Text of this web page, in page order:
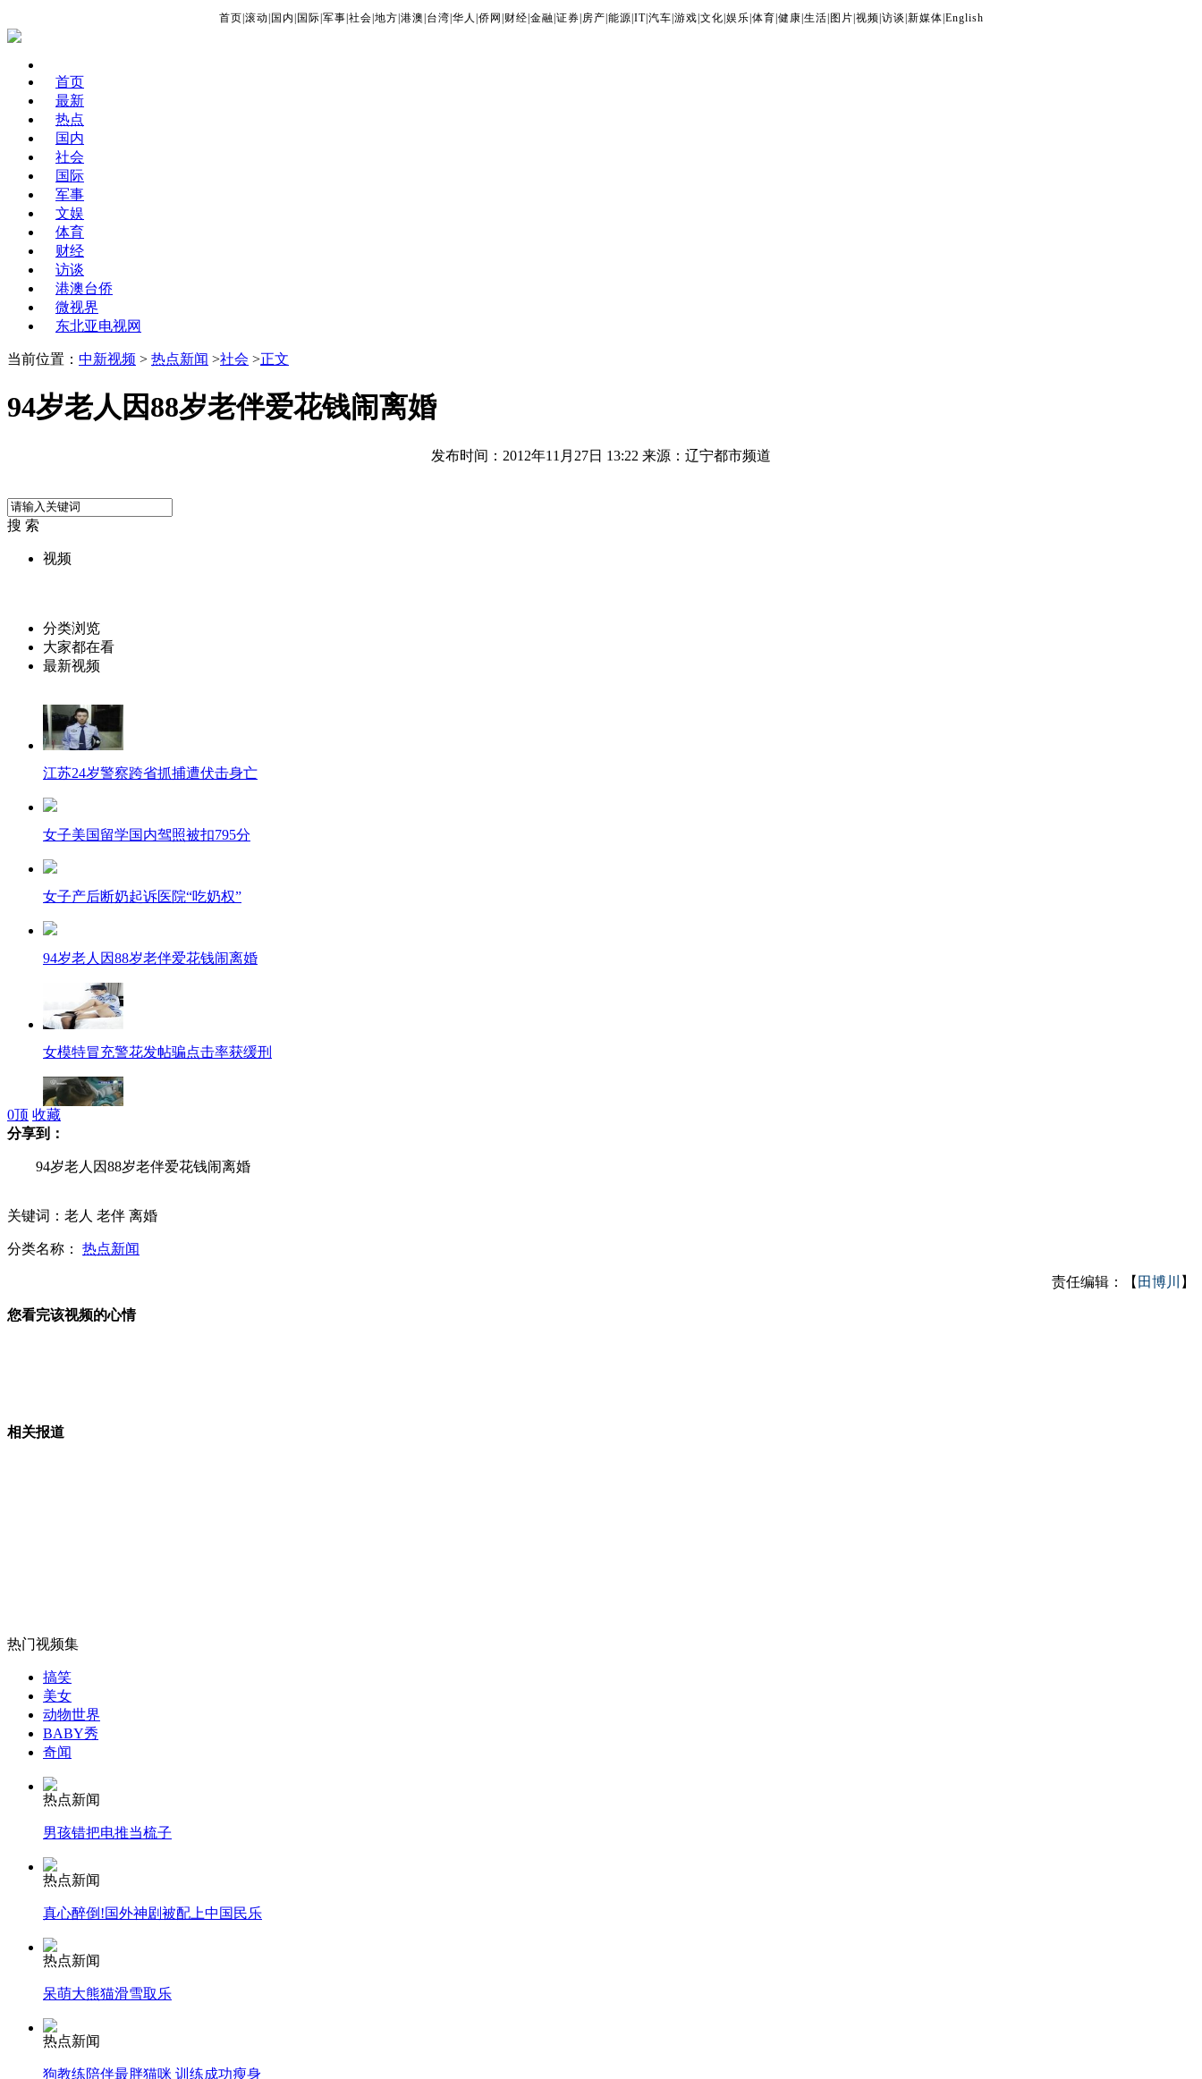
首页 滚动 国内 国际 军事 社会 地方 港澳 台湾 华人 侨网 财经 金融 证券 房产 能源 IT| 汽车 游戏 文化 娱乐 体育 健康 生活 图片 视频 访谈 新媒体 English
首页
最新
热点
国内
社会
国际
军事
文娱
体育
财经
访谈
港澳台侨
微视界
东北亚电视网
当前位置： 中新视频 > 热点新闻 >社会 >正文
94岁老人因88岁老伴爱花钱闹离婚
发布时间：2012年11月27日 13:22 来源：辽宁都市频道
搜 索
视频
分类浏览
大家都在看
最新视频
江苏24岁警察跨省抓捕遭伏击身亡
女子美国留学国内驾照被扣795分
女子产后断奶起诉医院“吃奶权”
94岁老人因88岁老伴爱花钱闹离婚
女模特冒充警花发帖骗点击率获缓刑
湖南营养餐事件校长等5人被免职
拍客：陕西贫困县建北大门似巨型香烟
东芝未按期改装战机遭日防卫省索赔
女孩北京地铁殴打老人 痛下狠手拳打脚踢
无痛分娩是否安全 医生回应
外交部：反对强权政治霸凌主义
外交部：有关国家言论片面不公正
安徽一实载49人客车翻车
0顶 收藏
分享到：
94岁老人因88岁老伴爱花钱闹离婚
关键词：老人 老伴 离婚
分类名称： 热点新闻
责任编辑：【 田博川 】
您看完该视频的心情
相关报道
热门视频集
搞笑
美女
动物世界
BABY秀
奇闻
热点新闻
男孩错把电推当梳子
热点新闻
真心醉倒!国外神剧被配上中国民乐
热点新闻
呆萌大熊猫滑雪取乐
热点新闻
狗教练陪伴最胖猫咪 训练成功瘦身